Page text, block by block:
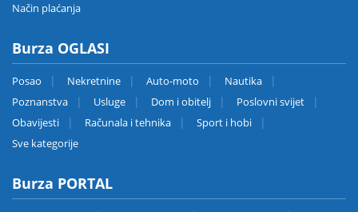
Način plaćanja
Burza OGLASI
Posao Nekretnine Auto-moto
Nautika
Poznanstva
Usluge Dom i obitelj
Poslovni svijet
Obavijesti
Računala i tehnika
Sport i hobi
Sve kategorije
Burza PORTAL